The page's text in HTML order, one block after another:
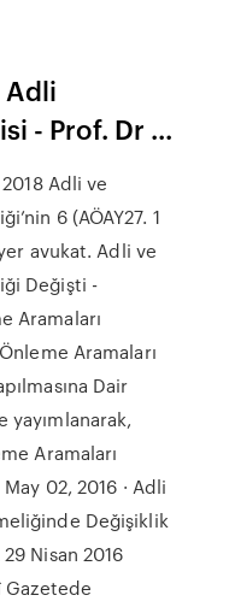
Adli
- Prof. Dr ...
Adli ve
6 (AÖAY27. 1
avukat. Adli ve
Değişti -
Aramaları
Aramaları
Dair
yayımlanarak,
Aramaları
02, 2016 · Adli
Değişiklik
Nisan 2016
Gazetede